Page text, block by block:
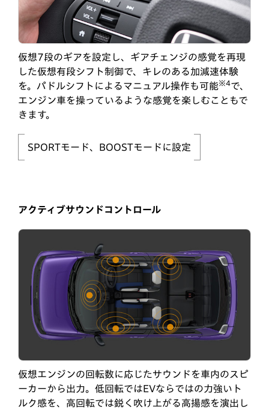
仮想7段のギアを設定し、ギアチェンジの感覚を再現
した仮想有段シフト制御で、キレのある加減速体験
を。パドルシフトによるマニュアル操作も可能※4で、
エンジン車を操っているような感覚を楽しむこともで
きます。
SPORTモード、BOOSTモードに設定
アクティブサウンドコントロール
仮想エンジンの回転数に応じたサウンドを車内のスピ
ーカーから出力。低回転ではEVならではの力強いト
ルク感を、高回転では鋭く吹け上がる高揚感を演出し